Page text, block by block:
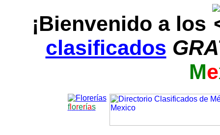
¡Bienvenido a los
clasificados
Me
florerías